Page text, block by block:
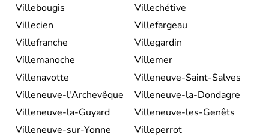
Villebougis
Villechétive
Villecien
Villefargeau
Villefranche
Villegardin
Villemanoche
Villemer
Villenavotte
Villeneuve-Saint-Salves
Villeneuve-l'Archevêque
Villeneuve-la-Dondagre
Villeneuve-la-Guyard
Villeneuve-les-Genêts
Villeneuve-sur-Yonne
Villeperrot